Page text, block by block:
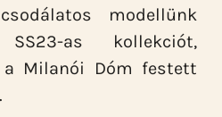
modellünk
as kollekciót,
a Milanói Dóm festett